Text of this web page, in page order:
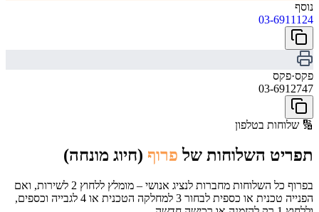
נוסף
03-6911124
פקס·פקס
03-6912747
🔢 שלוחות בטלפון
תפריט השלוחות של פרוף (חיוג מונחה)
בפרוף כל השלוחות מחברות לנציג אנושי – מומלץ ללחוץ 2 לשירות, ואם
הפנייה טכנית או כספית לבחור 3 למחלקה הטכנית או 4 לגבייה וכספים,